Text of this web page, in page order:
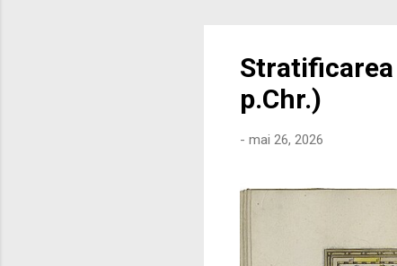
Stratificarea
p.Chr.)
- mai 26, 2026